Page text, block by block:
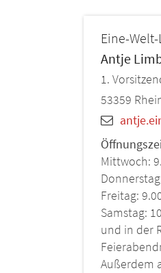
Eine-
Antje
1.
53359
Mittwoch:
Freitag:
Samstag:
und in der
Außerdem